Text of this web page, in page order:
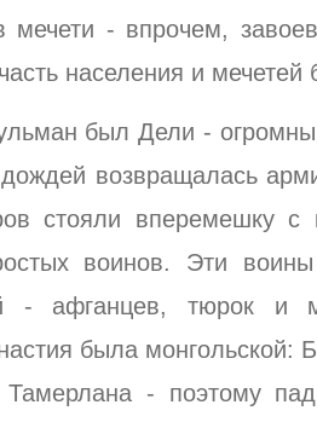
мечети - впрочем,
населения и мечетей
был Дели -
дождей возвращалась
стояли вперемешку с
воинов. Эти
- афганцев, тюрок и
была монгольской:
- поэтому